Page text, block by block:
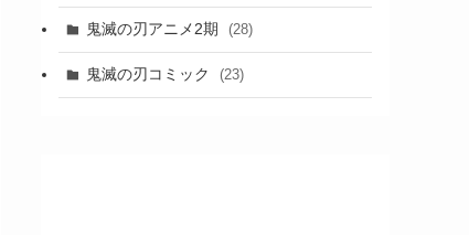
鬼滅の刃アニメ2期 (28)
鬼滅の刃コミック (23)